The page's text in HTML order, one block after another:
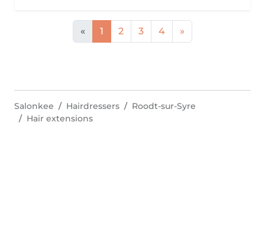
« 1 2 3 4 »
Salonkee Hairdressers
Roodt-sur-Syre
Hair extensions